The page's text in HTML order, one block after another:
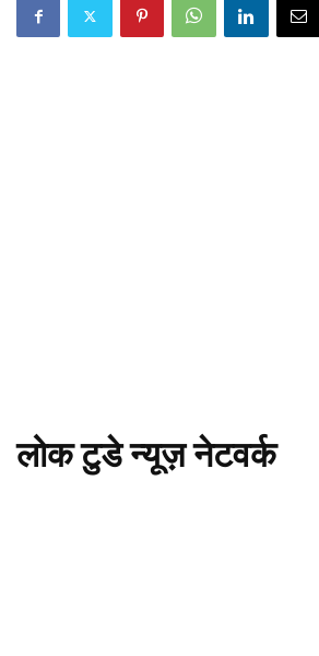
लोक टुडे न्यूज़ नेटवर्क